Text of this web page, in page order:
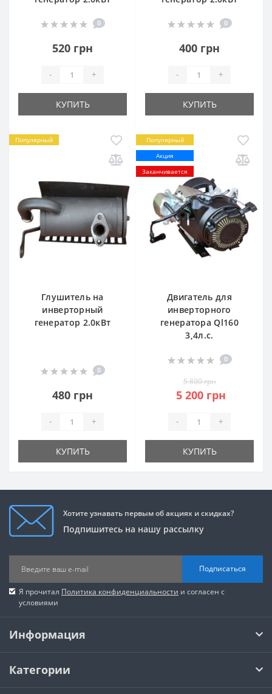
0
520 грн
- +
КУПИТЬ
0
400 грн
- +
КУПИТЬ
Популярный
Глушитель на
инверторный
генератор 2.0кВт
0
480 грн
- +
КУПИТЬ
Популярный
Акция
Заканчивается
Двигатель для
инверторного
генератора Ql160
3,4л.с.
0
5 800 грн
5 200 грн
- +
КУПИТЬ
Хотите узнавать первым об акциях и скидках?
Подпишитесь на нашу рассылку
Подписаться
Я прочитал Политика конфиденциальности и согласен с
условиями
Информация
Категории